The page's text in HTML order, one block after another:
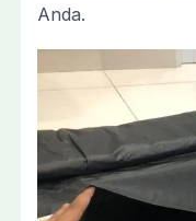
Anda.